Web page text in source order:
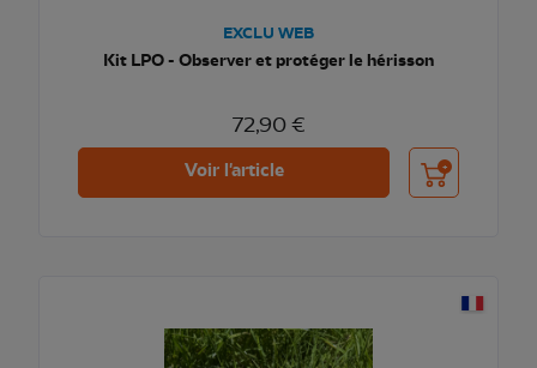
EXCLU WEB
Kit LPO - Observer et protéger le hérisson
72,90 €
Voir l'article Ajouter au